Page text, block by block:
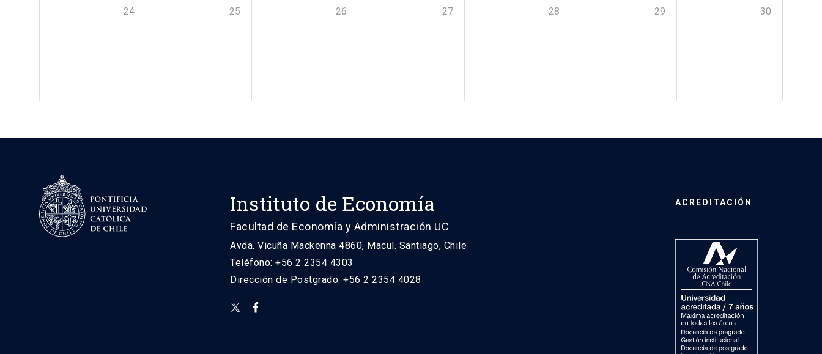
24 25 26 27 28 29 30
Instituto de Economía
Facultad de Economía y Administración UC
Avda. Vicuña Mackenna 4860, Macul. Santiago, Chile
Teléfono: +56 2 2354 4303
Dirección de Postgrado: +56 2 2354 4028
ACREDITACIÓN